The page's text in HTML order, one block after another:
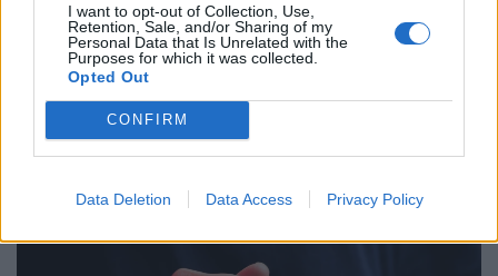
I want to opt-out of Collection, Use,
Retention, Sale, and/or Sharing of my
Personal Data that Is Unrelated with the
Purposes for which it was collected.
Opted Out
CONFIRM
Data Deletion Data Access Privacy Policy
Rendkívüli! Kibertámadás érte a Magyar
Államkincstárat, a behatolás orosz
szerverekről történhetett
Titkosított fájlok, korlátozott szolgáltatások: orosz
támadás.